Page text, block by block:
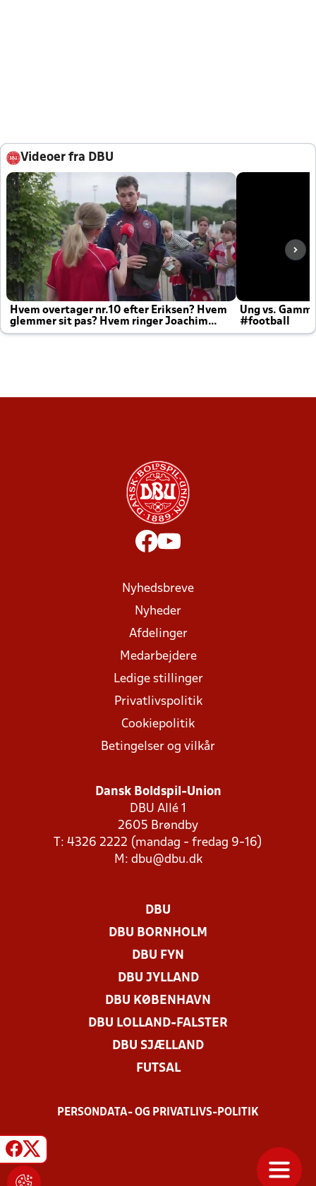
Videoer fra DBU
Hvem overtager nr.10 efter Eriksen? Hvem
glemmer sit pas? Hvem ringer Joachim
altid til efter kampe?
Ung vs.
#football
Nyhedsbreve
Nyheder
Afdelinger
Medarbejdere
Ledige stillinger
Privatlivspolitik
Cookiepolitik
Betingelser og vilkår
Dansk Boldspil-Union
DBU Allé 1
2605 Brøndby
T: 4326 2222 (mandag - fredag 9-16)
M: dbu@dbu.dk
DBU
DBU BORNHOLM
DBU FYN
DBU JYLLAND
DBU KØBENHAVN
DBU LOLLAND-FALSTER
DBU SJÆLLAND
FUTSAL
PERSONDATA- OG PRIVATLIVS-POLITIK